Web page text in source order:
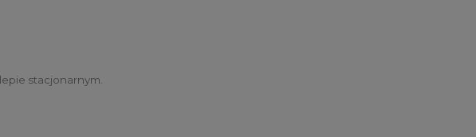
stacjonarnym.